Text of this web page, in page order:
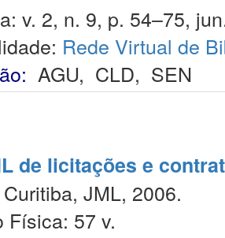
v. 2, n. 9, p. 54–75,
Rede Virtual de
AGU, CLD, SEN
de licitações e
JML, 2006.
Física: 57 v.